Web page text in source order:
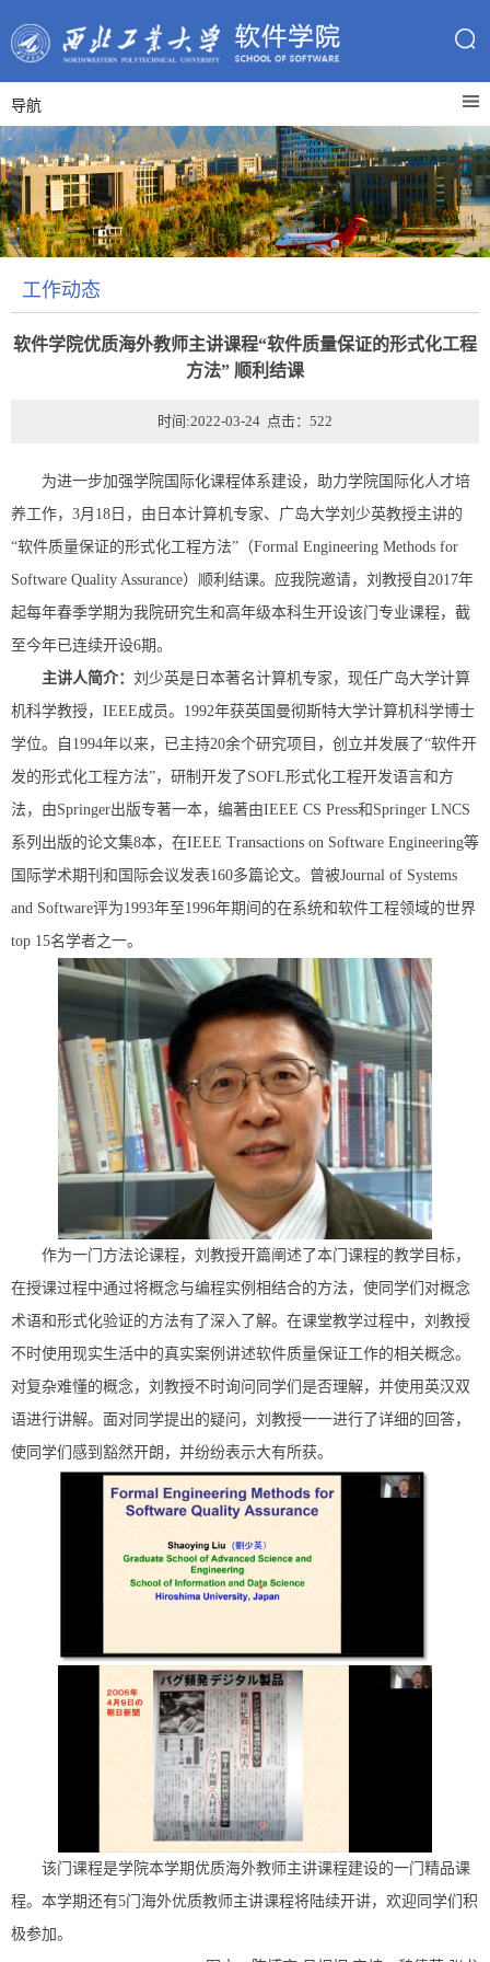
导航
工作动态
软件学院优质海外教师主讲课程“软件质量保证的形式化工程
方法” 顺利结课
时间:2022-03-24 点击： 522
为进一步加强学院国际化课程体系建设，助力学院国际化人才培
养工作，3月18日，由日本计算机专家、广岛大学刘少英教授主讲的
“软件质量保证的形式化工程方法”（Formal Engineering Methods for
Software Quality Assurance）顺利结课。应我院邀请，刘教授自2017年
起每年春季学期为我院研究生和高年级本科生开设该门专业课程，截
至今年已连续开设6期。
主讲人简介： 刘少英是日本著名计算机专家，现任广岛大学计算
机科学教授，IEEE成员。1992年获英国曼彻斯特大学计算机科学博士
学位。自1994年以来，已主持20余个研究项目，创立并发展了“软件开
发的形式化工程方法”，研制开发了SOFL形式化工程开发语言和方
法，由Springer出版专著一本，编著由IEEE CS Press和Springer LNCS
系列出版的论文集8本，在IEEE Transactions on Software Engineering等
国际学术期刊和国际会议发表160多篇论文。曾被Journal of Systems
and Software评为1993年至1996年期间的在系统和软件工程领域的世界
top 15名学者之一。
作为一门方法论课程，刘教授开篇阐述了本门课程的教学目标，
在授课过程中通过将概念与编程实例相结合的方法，使同学们对概念
术语和形式化验证的方法有了深入了解。在课堂教学过程中，刘教授
不时使用现实生活中的真实案例讲述软件质量保证工作的相关概念。
对复杂难懂的概念，刘教授不时询问同学们是否理解，并使用英汉双
语进行讲解。面对同学提出的疑问，刘教授一一进行了详细的回答，
使同学们感到豁然开朗，并纷纷表示大有所获。
该门课程是学院本学期优质海外教师主讲课程建设的一门精品课
程。本学期还有5门海外优质教师主讲课程将陆续开讲，欢迎同学们积
极参加。